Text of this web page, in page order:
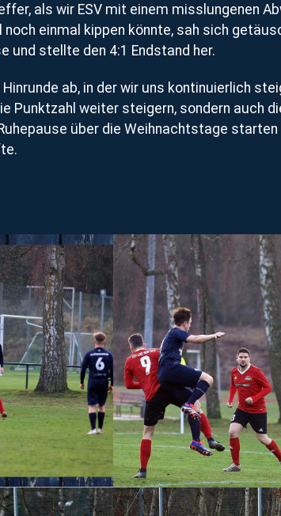
als wir ESV mit einem misslungenen
einmal kippen könnte, sah sich
stellte den 4:1 Endstand her.
ab, in der wir uns kontinuierlich
Punktzahl weiter steigern, sondern auch
über die Weihnachtstage